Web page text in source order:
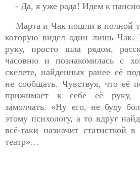
- Да, я уже рада! Идем к
Марта и Чак пошли в полной
которую видел один лишь Чак.
руку, просто шла рядом,
часовню и познакомилась с
скелете, найденных ранее её
не сообщать. Чувствуя, что её
прижимает к себе её руку,
замолчать. «Ну его, не буду
этому психологу, а то вдруг
всё-таки назначит статисткой
театр»…